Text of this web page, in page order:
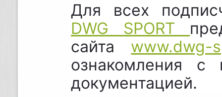
Для всех
DWG SPORT
сайта www.dwg-
ознакомления с
документацией.